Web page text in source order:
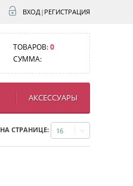
ВХОД| РЕГИСТРАЦИЯ
ТОВАРОВ:0
СУММА:
АКСЕССУАРЫ
НА СТРАНИЦЕ: 16